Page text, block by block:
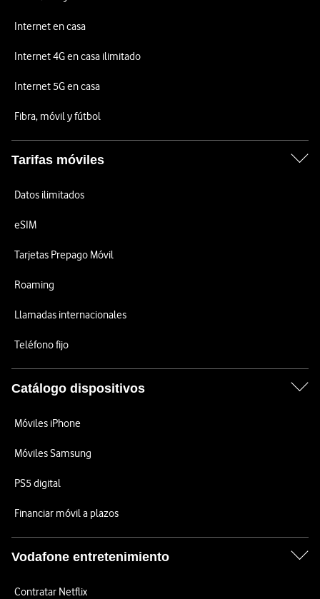
Internet en casa
Internet 4G en casa ilimitado
Internet 5G en casa
Fibra, móvil y fútbol
Tarifas móviles
Datos ilimitados
eSIM
Tarjetas Prepago Móvil
Roaming
Llamadas internacionales
Teléfono fijo
Catálogo dispositivos
Móviles iPhone
Móviles Samsung
PS5 digital
Financiar móvil a plazos
Vodafone entretenimiento
Contratar Netflix